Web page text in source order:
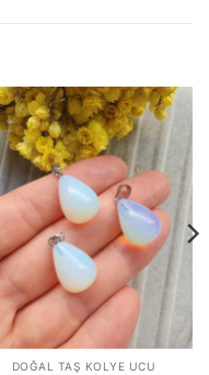
DOĞAL TAŞ KOLYE UCU